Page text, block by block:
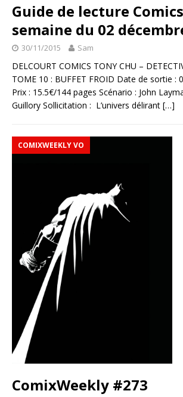
Guide de lecture
semaine du 02
30/11/2015 Sam
DELCOURT COMICS TONY CHU –
TOME 10 : BUFFET FROID Date de sortie :
Prix : 15.5€/144 pages Scénario : John
Guillory Sollicitation : L’univers délirant […]
COMIXWEEKLY VO
ComixWeekly #273